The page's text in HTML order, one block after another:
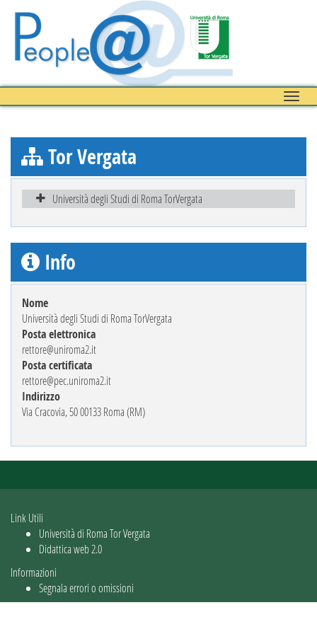
Toggle
Tor Vergata
Università degli Studi di Roma TorVergata
Info
Nome
Università degli Studi di Roma TorVergata
Posta elettronica
rettore@uniroma2.it
Posta certificata
rettore@pec.uniroma2.it
Indirizzo
Via Cracovia, 50 00133 Roma (RM)
Link Utili
Università di Roma Tor Vergata
Didattica web 2.0
Informazioni
Segnala errori o omissioni